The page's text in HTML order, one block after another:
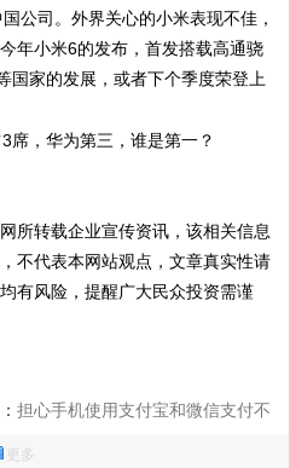
公司。外界关心的小米表现不佳，
年小米6的发布，首发搭载高通骁
国家的发展，或者下个季度荣登上
所转载企业宣传资讯，该相关信息
不代表本网站观点，文章真实性请
有风险，提醒广大民众投资需谨
担心手机使用支付宝和微信支付不
更多